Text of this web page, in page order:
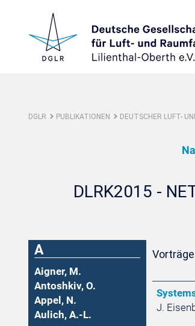
DGLR PUBLIKATIONEN DEUTSCHER LUFT-
DLRK2015 -
A
Aigner, M.
Antoshkiv, O.
Appel, N.
Aulich, A.-L.
J.